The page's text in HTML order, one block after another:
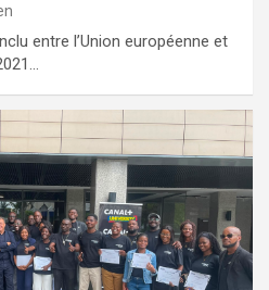
entre l’Union européenne et